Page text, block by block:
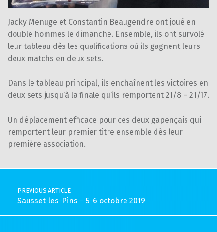
Jacky Menuge et Constantin Beaugendre ont joué en
double hommes le dimanche. Ensemble, ils ont survolé
leur tableau dès les qualifications où ils gagnent leurs
deux matchs en deux sets.
Dans le tableau principal, ils enchaînent les victoires en
deux sets jusqu’à la finale qu’ils remportent 21/8 – 21/17.
Un déplacement efficace pour ces deux gapençais qui
remportent leur premier titre ensemble dès leur
première association.
Skip back to main navigation
Post navigation
PREVIOUS ARTICLE
Sausset-les-Pins – 5-6 octobre 2019